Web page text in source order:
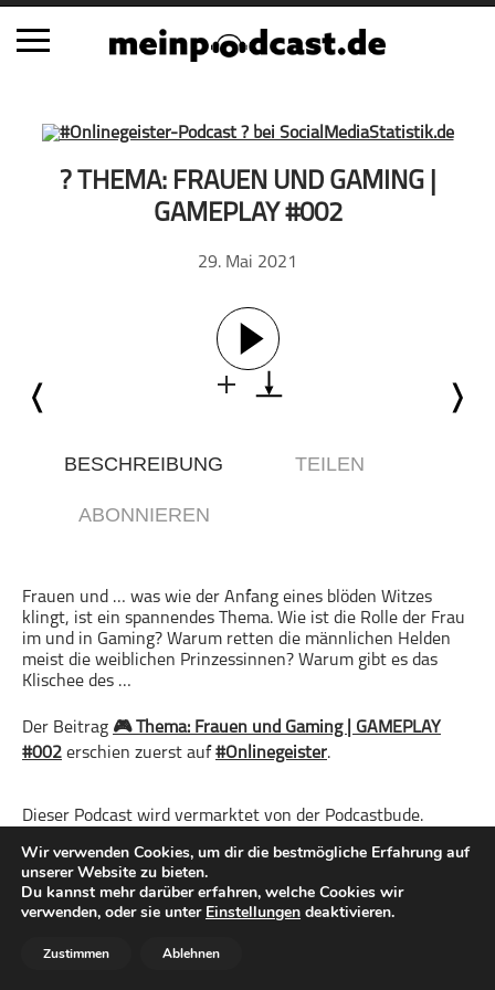
Alle Podcasts
Fiktion
Geschichte
Gesellschaft & Kultur
Haustiere
Heim & Garten
Hobbys & Interessen
Immobilien
Karriere
Kinder & Familie
Musik
Nachrichten
Persönliche Finanzen
Politik & Regierung
? THEMA: FRAUEN UND GAMING |
GAMEPLAY #002
29. Mai 2021
BESCHREIBUNG TEILEN
ABONNIEREN
Frauen und … was wie der Anfang eines blöden Witzes
klingt, ist ein spannendes Thema. Wie ist die Rolle der Frau
im und in Gaming? Warum retten die männlichen Helden
meist die weiblichen Prinzessinnen? Warum gibt es das
Klischee des …
Der Beitrag 🎮 Thema: Frauen und Gaming | GAMEPLAY
#002 erschien zuerst auf #Onlinegeister.
Dieser Podcast wird vermarktet von der Podcastbude.
Konzeption, Produktion, Vermarktung, Distribution und
Hosting.
Du möchtest deinen Podcast auch kostenlos hosten und
Dann schaue auf
www.kostenlos-hosten.de
Wir verwenden Cookies, um dir die bestmögliche Erfahrung auf
unserer Website zu bieten.
Du kannst mehr darüber erfahren, welche Cookies wir
verwenden, oder sie unter Einstellungen deaktivieren.
Zustimmen Ablehnen